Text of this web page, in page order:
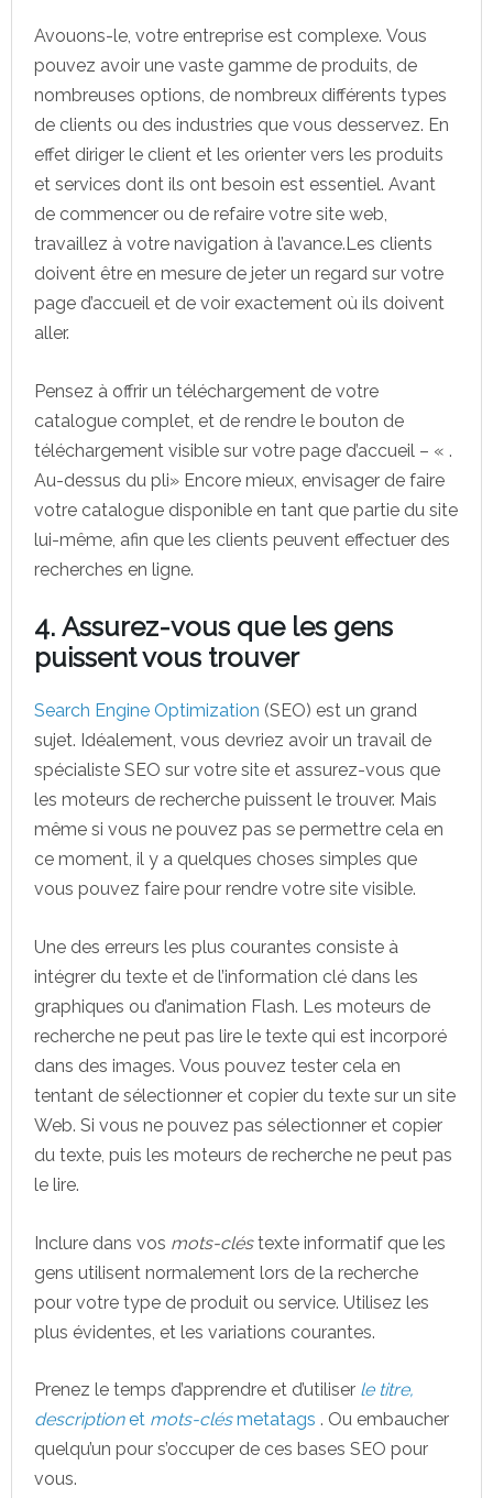
Avouons-le, votre entreprise est complexe. Vous
pouvez avoir une vaste gamme de produits, de
nombreuses options, de nombreux différents types
de clients ou des industries que vous desservez. En
effet diriger le client et les orienter vers les produits
et services dont ils ont besoin est essentiel. Avant
de commencer ou de refaire votre site web,
travaillez à votre navigation à l’avance.Les clients
doivent être en mesure de jeter un regard sur votre
page d’accueil et de voir exactement où ils doivent
aller.
Pensez à offrir un téléchargement de votre
catalogue complet, et de rendre le bouton de
téléchargement visible sur votre page d’accueil – « .
Au-dessus du pli» Encore mieux, envisager de faire
votre catalogue disponible en tant que partie du site
lui-même, afin que les clients peuvent effectuer des
recherches en ligne.
4. Assurez-vous que les gens
puissent vous trouver
Search Engine Optimization (SEO) est un grand
sujet. Idéalement, vous devriez avoir un travail de
spécialiste SEO sur votre site et assurez-vous que
les moteurs de recherche puissent le trouver. Mais
même si vous ne pouvez pas se permettre cela en
ce moment, il y a quelques choses simples que
vous pouvez faire pour rendre votre site visible.
Une des erreurs les plus courantes consiste à
intégrer du texte et de l’information clé dans les
graphiques ou d’animation Flash. Les moteurs de
recherche ne peut pas lire le texte qui est incorporé
dans des images. Vous pouvez tester cela en
tentant de sélectionner et copier du texte sur un site
Web. Si vous ne pouvez pas sélectionner et copier
du texte, puis les moteurs de recherche ne peut pas
le lire.
Inclure dans vos mots-cléstexte informatif que les
gens utilisent normalement lors de la recherche
pour votre type de produit ou service. Utilisez les
plus évidentes, et les variations courantes.
Prenez le temps d’apprendre et d’utiliser le titre,
descriptionet mots-clésmetatags . Ou embaucher
quelqu’un pour s’occuper de ces bases SEO pour
vous.